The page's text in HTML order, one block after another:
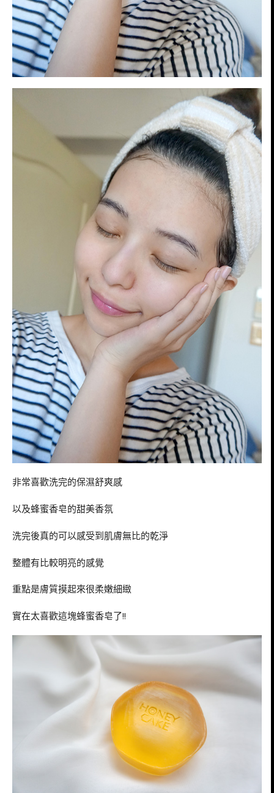
非常喜歡洗完的保濕舒爽感
以及蜂蜜香皂的甜美香氛
洗完後真的可以感受到肌膚無比的乾淨
整體有比較明亮的感覺
重點是膚質摸起來很柔嫩細緻
實在太喜歡這塊蜂蜜香皂了!!